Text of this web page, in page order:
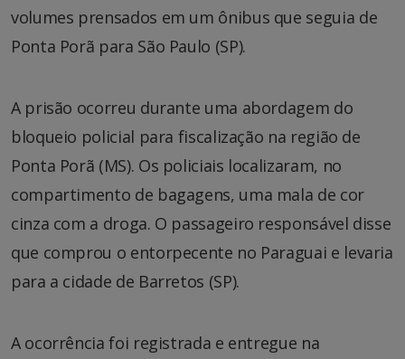
volumes prensados em um ônibus que seguia de
Ponta Porã para São Paulo (SP).
A prisão ocorreu durante uma abordagem do
bloqueio policial para fiscalização na região de
Ponta Porã (MS). Os policiais localizaram, no
compartimento de bagagens, uma mala de cor
cinza com a droga. O passageiro responsável disse
que comprou o entorpecente no Paraguai e levaria
para a cidade de Barretos (SP).
A ocorrência foi registrada e entregue na